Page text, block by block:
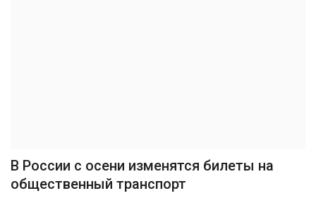
В России с осени изменятся билеты на
общественный транспорт